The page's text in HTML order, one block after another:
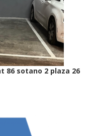
86 sotano 2 plaza 26